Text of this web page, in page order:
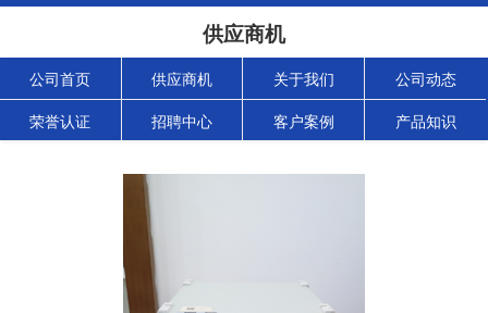
供应商机
公司首页 供应商机 关于我们 公司动态
荣誉认证 招聘中心 客户案例 产品知识